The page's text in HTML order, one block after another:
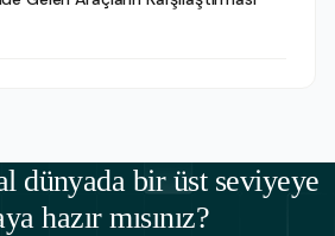
dünyada bir üst seviyeye
hazır mısınız?